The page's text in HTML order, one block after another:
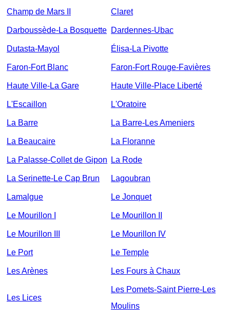
Champ de Mars II Claret
Darboussède-La Bosquette Dardennes-Ubac
Dutasta-Mayol Élisa-La Pivotte
Faron-Fort Blanc Faron-Fort Rouge-Favières
Haute Ville-La Gare Haute Ville-Place Liberté
L'Escaillon L'Oratoire
La Barre La Barre-Les Ameniers
La Beaucaire La Floranne
La Palasse-Collet de Gipon La Rode
La Serinette-Le Cap Brun Lagoubran
Lamalgue Le Jonquet
Le Mourillon I Le Mourillon II
Le Mourillon III Le Mourillon IV
Le Port Le Temple
Les Arènes Les Fours à Chaux
Les Lices
Les Pomets-Saint Pierre-Les
Moulins